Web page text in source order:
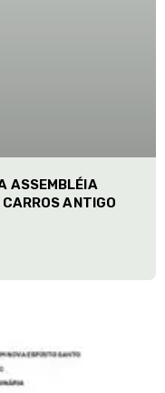
ASSEMBLÉIA
ANTIGO